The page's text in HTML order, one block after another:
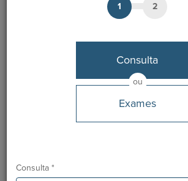
1 2
ou
Consulta
Exames
Consulta *
Dr.ª Cristina Fragoeiro
MARCAÇÃO
Clínica CUF Funchal